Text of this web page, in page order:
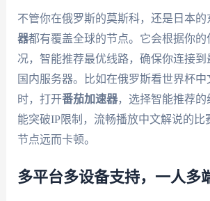
不管你在俄罗斯的莫斯科，还是日本的
器都有覆盖全球的节点。它会根据你的
况，智能推荐最优线路，确保你连接到
国内服务器。比如在俄罗斯看世界杯
时，打开番茄加速器，选择智能推荐的
能突破IP限制，流畅播放中文解说的比
节点远而卡顿。
多平台多设备支持，一人多